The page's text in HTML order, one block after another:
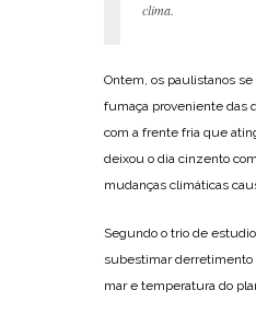
clima.
Ontem, os paulistanos
fumaça proveniente das
com a frente fria que
deixou o dia cinzento
mudanças climáticas
Segundo o trio de
subestimar derretimento
mar e temperatura do